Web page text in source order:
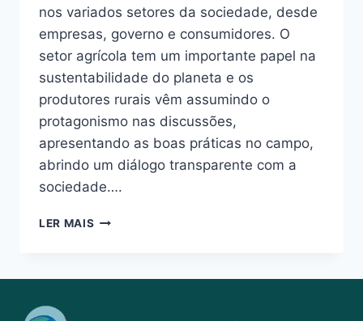
nos variados setores da sociedade, desde
empresas, governo e consumidores. O
setor agrícola tem um importante papel na
sustentabilidade do planeta e os
produtores rurais vêm assumindo o
protagonismo nas discussões,
apresentando as boas práticas no campo,
abrindo um diálogo transparente com a
sociedade….
LER MAIS